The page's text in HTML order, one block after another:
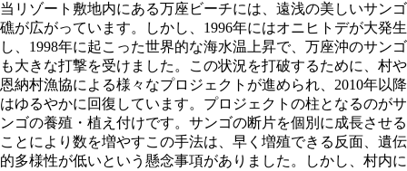
当リゾート敷地内にある万座ビーチには、遠浅の美しいサンゴ
礁が広がっています。しかし、1996年にはオニヒトデが大発生
し、1998年に起こった世界的な海水温上昇で、万座沖のサンゴ
も大きな打撃を受けました。この状況を打破するために、村や
恩納村漁協による様々なプロジェクトが進められ、2010年以降
はゆるやかに回復しています。プロジェクトの柱となるのがサ
ンゴの養殖・植え付けです。サンゴの断片を個別に成長させる
ことにより数を増やすこの手法は、早く増殖できる反面、遺伝
的多様性が低いという懸念事項がありました。しかし、村内に